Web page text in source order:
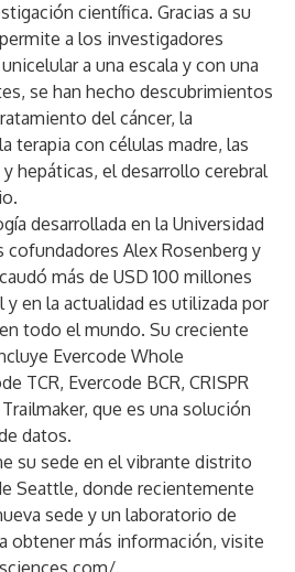
científica. Gracias a su
a los investigadores
a una escala y con una
se han hecho descubrimientos
del cáncer, la
terapia con células madre, las
hepáticas, el desarrollo cerebral
desarrollada en la Universidad
Alex Rosenberg y
más de USD 100 millones
en la actualidad es utilizada por
todo el mundo. Su creciente
Evercode Whole
TCR, Evercode BCR, CRISPR
que es una solución
datos.
su sede en el vibrante distrito
Seattle, donde recientemente
sede y un laboratorio de
obtener más información, visite
.